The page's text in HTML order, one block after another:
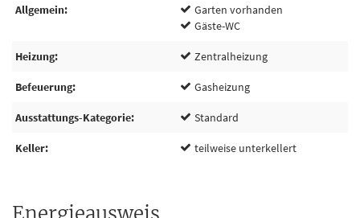
Allgemein
Garten vorhanden
Gäste-WC
Heizung Zentralheizung
Befeuerung Gasheizung
Ausstattungs-Kategorie Standard
Keller teilweise unterkellert